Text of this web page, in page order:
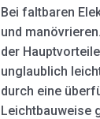
Bei faltbaren
und
der
unglaublich
durch eine
Leichtbauweise